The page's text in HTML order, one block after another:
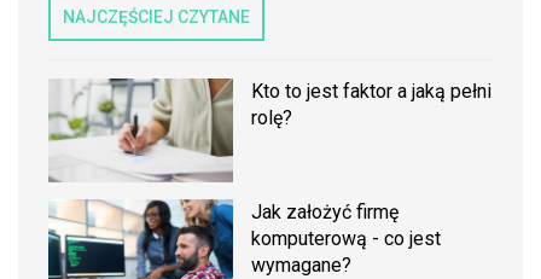
NAJCZĘŚCIEJ CZYTANE
Kto to jest faktor a jaką pełni
rolę?
Jak założyć firmę
komputerową - co jest
wymagane?